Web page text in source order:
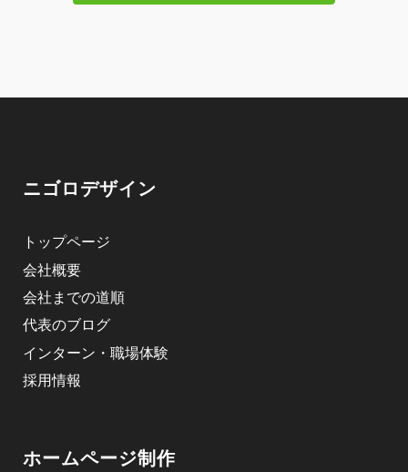
ニゴロデザイン
トップページ
会社概要
会社までの道順
代表のブログ
インターン・職場体験
採用情報
ホームページ制作